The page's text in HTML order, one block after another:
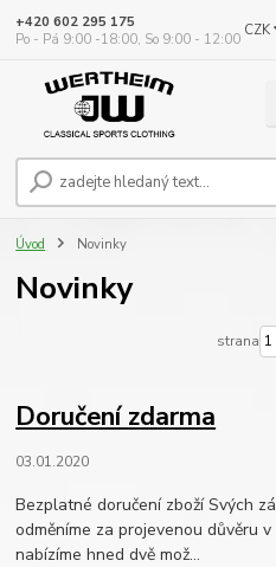
CZK
+420 602 295 175
Po - Pá 9:00 -18:00, So 9:00 - 12:00
Úvod Novinky
Novinky
strana
Doručení zdarma
03.01.2020
Bezplatné doručení zboží Svých
odměníme za projevenou důvěru
nabízíme hned dvě mož...